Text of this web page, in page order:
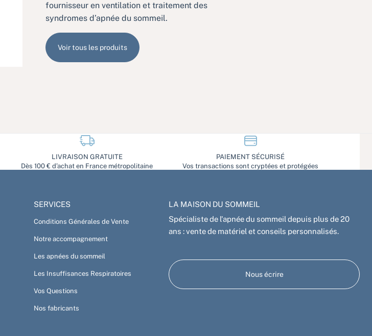
fournisseur en ventilation et traitement des
syndromes d’apnée du sommeil.
Voir tous les produits
LIVRAISON GRATUITE
Dès 100 € d’achat en France métropolitaine
PAIEMENT SÉCURISÉ
Vos transactions sont cryptées et protégées
SERVICES
Conditions Générales de Vente
Notre accompagnement
Les apnées du sommeil
Les Insuffisances Respiratoires
Vos Questions
Nos fabricants
LA MAISON DU SOMMEIL
Spécialiste de l'apnée du sommeil depuis plus de 20
ans : vente de matériel et conseils personnalisés.
Nous écrire